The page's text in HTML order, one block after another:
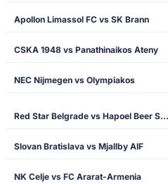
Apollon Limassol FC vs SK Brann
CSKA 1948 vs Panathinaikos Ateny
NEC Nijmegen vs Olympiakos
Red Star Belgrade vs Hapoel Beer Sheva
Slovan Bratislava vs Mjallby AIF
NK Celje vs FC Ararat-Armenia